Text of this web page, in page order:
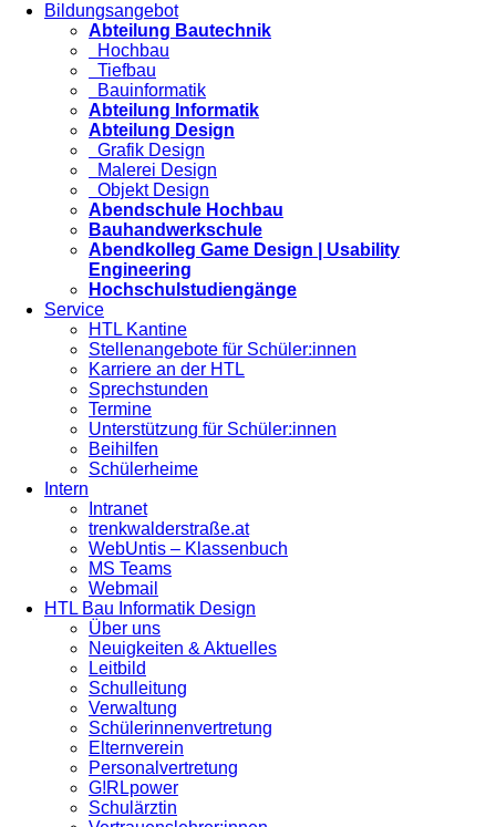
Bildungsangebot
Abteilung Bautechnik
Hochbau
Tiefbau
Bauinformatik
Abteilung Informatik
Abteilung Design
Grafik Design
Malerei Design
Objekt Design
Abendschule Hochbau
Bauhandwerkschule
Abendkolleg Game Design | Usability
Engineering
Hochschulstudiengänge
Service
HTL Kantine
Stellenangebote für Schüler:innen
Karriere an der HTL
Sprechstunden
Termine
Unterstützung für Schüler:innen
Beihilfen
Schülerheime
Intern
Intranet
trenkwalderstraße.at
WebUntis – Klassenbuch
MS Teams
Webmail
HTL Bau Informatik Design
Über uns
Neuigkeiten & Aktuelles
Leitbild
Schulleitung
Verwaltung
Schülerinnenvertretung
Elternverein
Personalvertretung
G!RLpower
Schulärztin